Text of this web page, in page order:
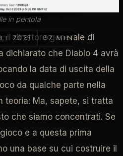
test interni di Diablo 4
in pentola
2023
2 min
il direttore generale di
dichiarato che Diablo 4 avrà
la data di uscita della
da qualche parte nella
teoria: Ma, sapete, si tratta
che siamo concentrati. Se
e a questa prima
una base su cui costruire il